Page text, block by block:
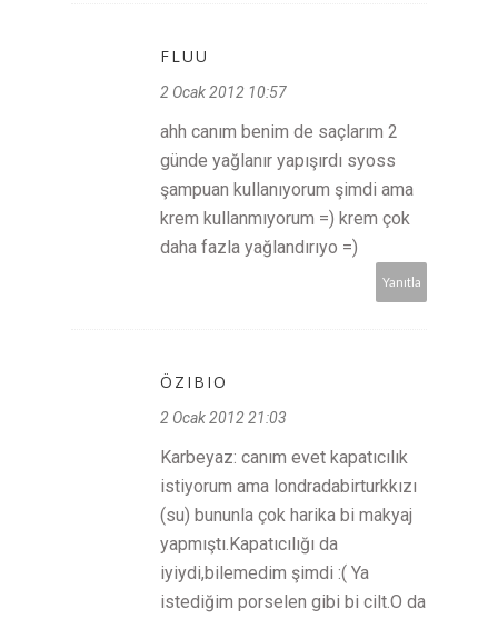
FLUU
2 Ocak 2012 10:57
ahh canım benim de saçlarım 2
günde yağlanır yapışırdı syoss
şampuan kullanıyorum şimdi ama
krem kullanmıyorum =) krem çok
daha fazla yağlandırıyo =)
Yanıtla
ÖZIBIO
2 Ocak 2012 21:03
Karbeyaz: canım evet kapatıcılık
istiyorum ama londradabirturkkızı
(su) bununla çok harika bi makyaj
yapmıştı.Kapatıcılığı da
iyiydi,bilemedim şimdi :( Ya
istediğim porselen gibi bi cilt.O da